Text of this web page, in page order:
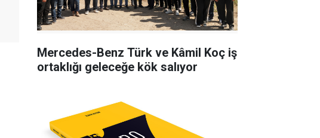
Mercedes-Benz Türk ve Kâmil Koç iş
ortaklığı geleceğe kök salıyor